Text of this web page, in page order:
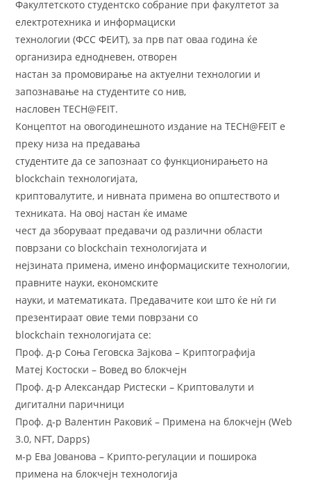
Факултетското студентско собрание при факултетот за
електротехника и информациски
технологии (ФСС ФЕИТ), за прв пат оваа година ќе
организира еднодневен, отворен
настан за промовирање на актуелни технологии и
запознавање на студентите со нив,
насловен TECH@FEIT.
Концептот на овогодинешното издание на TECH@FEIT е
преку низа на предавања
студентите да се запознаат со функционирањето на
blockchain технологијата,
криптовалутите, и нивната примена во општеството и
техниката. На овој настан ќе имаме
чест да зборуваат предавачи од различни области
поврзани со blockchain технологијата и
нејзината примена, имено информациските технологии,
правните науки, економските
науки, и математиката. Предавачите кои што ќе нѝ ги
презентираат овие теми поврзани со
blockchain технологијата се:
Проф. д-р Соња Геговска Зајкова – Криптографија
Матеј Костоски – Вовед во блокчејн
Проф. д-р Александар Ристески – Криптовалути и
дигитални паричници
Проф. д-р Валентин Раковиќ – Примена на блокчејн (Web
3.0, NFT, Dapps)
м-р Ева Јованова – Крипто-регулации и поширока
примена на блокчејн технологија